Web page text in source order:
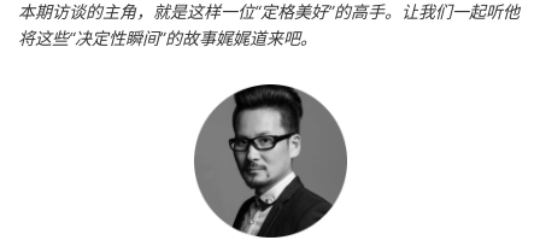
本期访谈的主角，就是这样一位“定格美好”的高手。让我们一起听他
将这些“决定性瞬间”的故事娓娓道来吧。